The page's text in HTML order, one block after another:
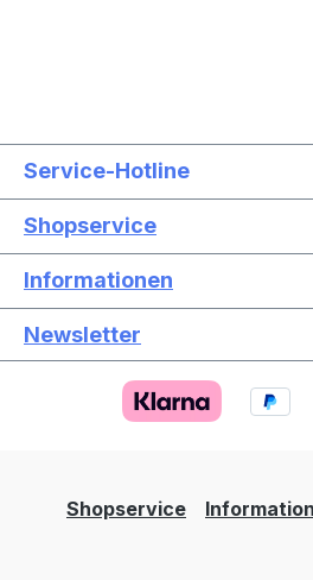
Service-Hotline
Shopservice
Informationen
Newsletter
Shopservice
Text vergrößern
Farben invertieren